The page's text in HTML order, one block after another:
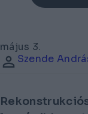
május 3.
Szende